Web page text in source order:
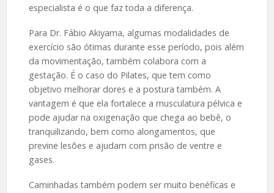
especialista é o que faz toda a diferença.
Para Dr. Fábio Akiyama, algumas modalidades de
exercício são ótimas durante esse período, pois além
da movimentação, também colabora com a
gestação. É o caso do Pilates, que tem como
objetivo melhorar dores e a postura também. A
vantagem é que ela fortalece a musculatura pélvica e
pode ajudar na oxigenação que chega ao bebê, o
tranquilizando, bem como alongamentos, que
previne lesões e ajudam com prisão de ventre e
gases.
Caminhadas também podem ser muito benéficas e